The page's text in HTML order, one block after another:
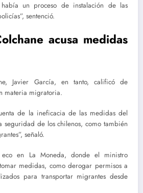
un proceso de instalación de las
sentenció.
acusa medidas
Javier García, en tanto, calificó de
materia migratoria.
de la ineficacia de las medidas del
seguridad de los chilenos, como también
señaló.
eco en La Moneda, donde el ministro
medidas, como derogar permisos a
para transportar migrantes desde